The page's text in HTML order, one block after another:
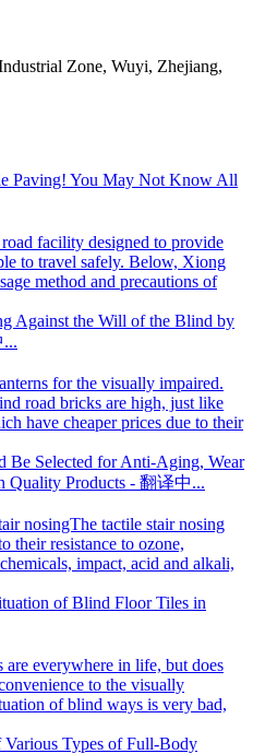
Zone, Wuyi, Zhejiang,
Paving! You May Not Know All
facility designed to provide
to travel safely. Below, Xiong
method and precautions of
Against the Will of the Blind by
for the visually impaired.
road bricks are high, just like
have cheaper prices due to their
Be Selected for Anti-Aging, Wear
Quality Products - 翻译中...
nosingThe tactile stair nosing
their resistance to ozone,
impact, acid and alkali,
of Blind Floor Tiles in
everywhere in life, but does
to the visually
of blind ways is very bad,
Types of Full-Body